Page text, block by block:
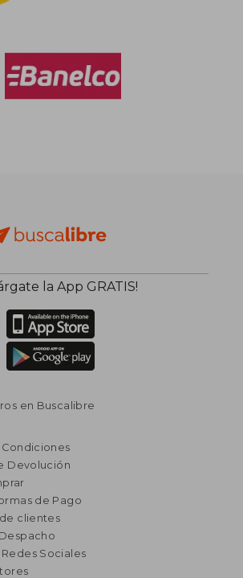
$ 47.172
la App GRATIS!
en Buscalibre
Condiciones
Devolución
de Pago
clientes
Sociales